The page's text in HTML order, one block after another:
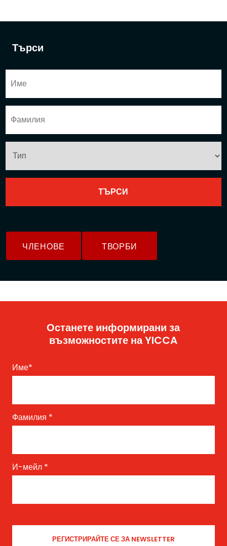
Търси
ЧЛЕНОВЕ ТВОРБИ
Останете информирани за
възможностите на YICCA
Име*
Фамилия *
И-мейл *